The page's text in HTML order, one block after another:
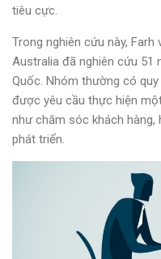
tiêu cực.
Trong nghiên cứu này,
Australia đã nghiên cứu 51
Quốc. Nhóm thường có
được yêu cầu thực hiện
như chăm sóc khách hàng,
phát triển.